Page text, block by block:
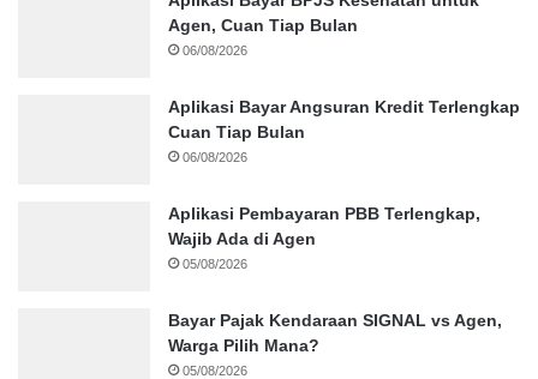
Agen, Cuan Tiap Bulan
06/08/2026
Aplikasi Bayar Angsuran Kredit Terlengkap
Cuan Tiap Bulan
06/08/2026
Aplikasi Pembayaran PBB Terlengkap,
Wajib Ada di Agen
05/08/2026
Bayar Pajak Kendaraan SIGNAL vs Agen,
Warga Pilih Mana?
05/08/2026